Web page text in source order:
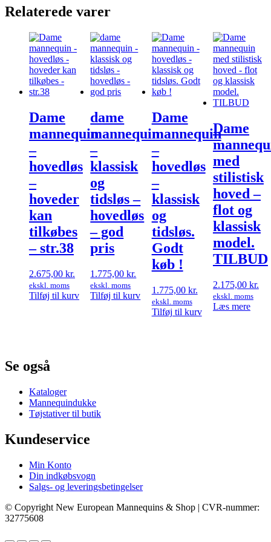
Relaterede varer
Dame
mannequin
–
hovedløs
–
hoveder
kan
tilkøbes
– str.38
2.675,00 kr.
ekskl. moms
Tilføj til kurv
dame
mannequin
–
klassisk
og
tidsløs –
hovedløs
– god
pris
1.775,00kr.
ekskl. moms
Tilføj til kurv
Dame
mannequin
–
hovedløs
–
klassisk
og
tidsløs.
Godt
køb !
1.775,00 kr.
ekskl. moms
Tilføj til kurv
Dame
med
stilistisk
hoved –
flot og
klassisk
model.
TILBUD
2.175,00 kr.
ekskl. moms
Læs mere
Se også
Kataloger
Mannequindukke
Tøjstativer til butik
Kundeservice
Min Konto
Din indkøbsvogn
Salgs- og leveringsbetingelser
© Copyright New European Mannequins & Shop | CVR-nummer:
32775608